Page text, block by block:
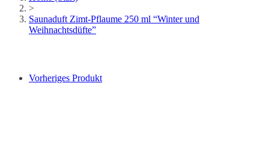
>
Saunaduft Zimt-Pflaume 250 ml “Winter und
Weihnachtsdüfte”
Vorheriges Produkt